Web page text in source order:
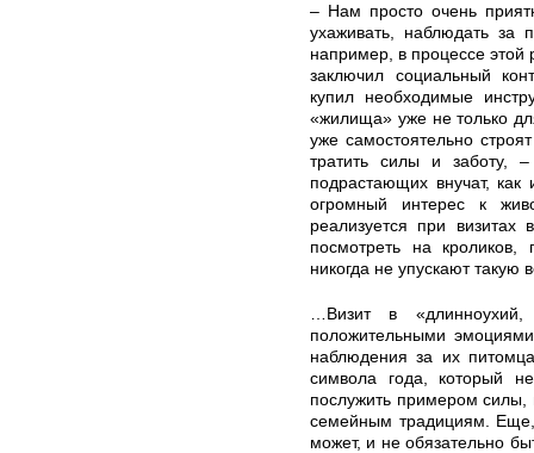
– Нам просто очень
ухаживать, наблюдать за
например, в процессе этой
заключил социальный
купил необходимые
«жилища» уже не только
уже самостоятельно
тратить силы и заботу,
подрастающих внучат,
огромный интерес к
реализуется при
посмотреть на кроликов,
никогда не упускают такую
…Визит в
положительными
наблюдения за их
символа года, который
послужить примером силы,
семейным традициям.
может, и не обязательно